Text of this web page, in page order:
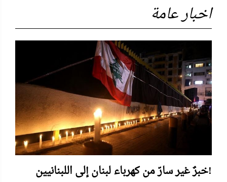
اخبار عامة
خبرٌ غير سارّ من كهرباء لبنان إلى اللبنانيين!